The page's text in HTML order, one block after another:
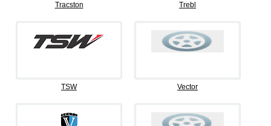
Tracston Trebl
TSW Vector